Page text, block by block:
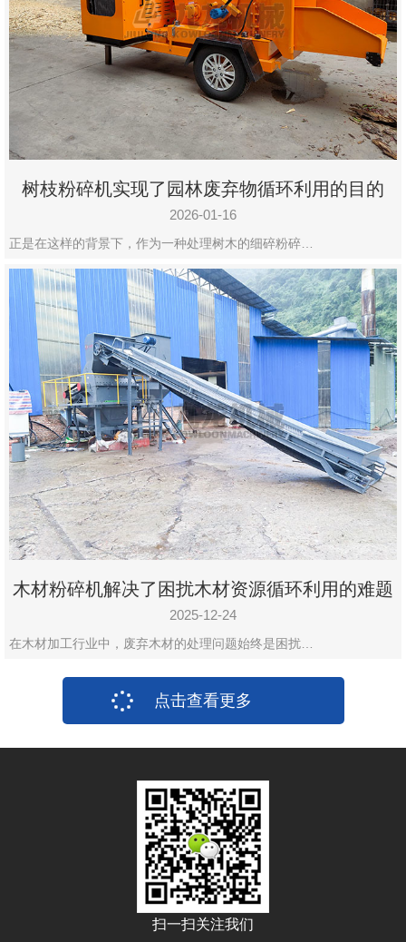
树枝粉碎机实现了园林废弃物循环利用的目的
2026-01-16
正是在这样的背景下，作为一种处理树木的细碎粉碎…
木材粉碎机解决了困扰木材资源循环利用的难题
2025-12-24
在木材加工行业中，废弃木材的处理问题始终是困扰…
点击查看更多
扫一扫关注我们